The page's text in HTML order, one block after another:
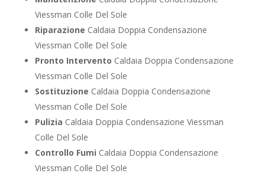
Viessman Colle Del Sole
Riparazione Caldaia Doppia Condensazione
Viessman Colle Del Sole
Pronto Intervento Caldaia Doppia Condensazione
Viessman Colle Del Sole
Sostituzione Caldaia Doppia Condensazione
Viessman Colle Del Sole
Pulizia Caldaia Doppia Condensazione Viessman
Colle Del Sole
Controllo Fumi Caldaia Doppia Condensazione
Viessman Colle Del Sole